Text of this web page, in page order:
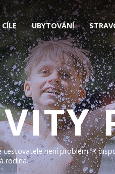
UBYTOVÁNÍ
není problém. K
rodina.